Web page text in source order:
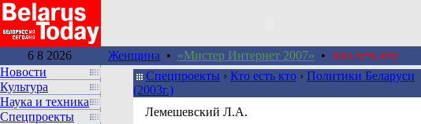
6 8 2026 Женщина • «Мистер Интернет 2007» • Кто есть кто
Новости
Культура
Наука и техника
Спецпроекты
Спецпроекты › Кто есть кто › Политики Беларуси
(2003г.)
Лемешевский Л.А.